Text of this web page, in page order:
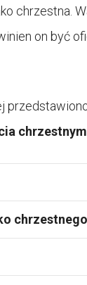
chrzestna.
on być
chrzestnego